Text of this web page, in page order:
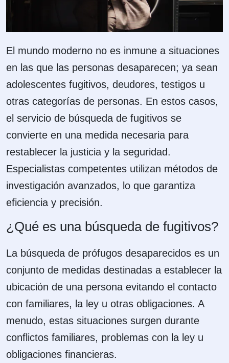
El mundo moderno no es inmune a situaciones
en las que las personas desaparecen; ya sean
adolescentes fugitivos, deudores, testigos u
otras categorías de personas. En estos casos,
el servicio de búsqueda de fugitivos se
convierte en una medida necesaria para
restablecer la justicia y la seguridad.
Especialistas competentes utilizan métodos de
investigación avanzados, lo que garantiza
eficiencia y precisión.
¿Qué es una búsqueda de fugitivos?
La búsqueda de prófugos desaparecidos es un
conjunto de medidas destinadas a establecer la
ubicación de una persona evitando el contacto
con familiares, la ley u otras obligaciones. A
menudo, estas situaciones surgen durante
conflictos familiares, problemas con la ley u
obligaciones financieras.